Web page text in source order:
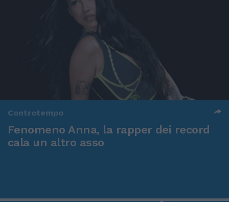
Controtempo
Fenomeno Anna, la rapper dei record
cala un altro asso